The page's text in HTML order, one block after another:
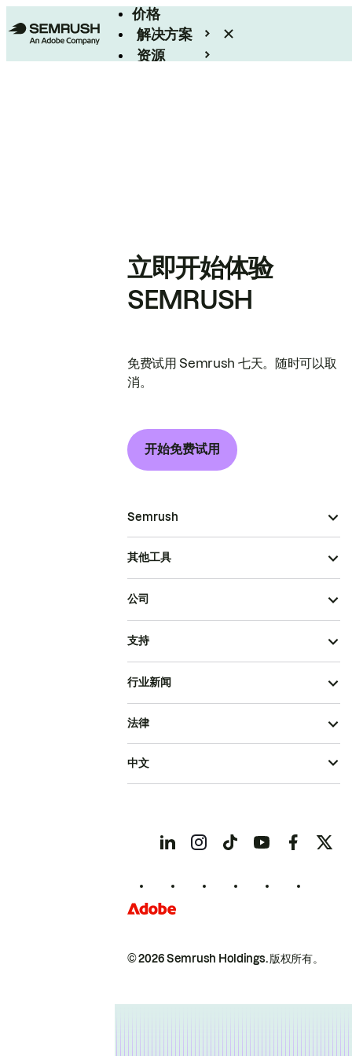
价格
解决方案
资源
立即开始体验
SEMRUSH
免费试用 Semrush 七天。随时可以取
消。
开始免费试用
Semrush
其他工具
公司
支持
行业新闻
© 2026 Semrush Holdings.版权所有。
法律
中文